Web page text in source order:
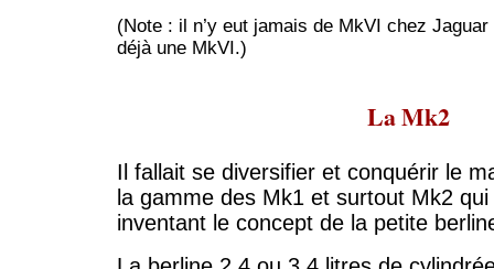
(Note : il n’y eut jamais de MkVI chez
déjà une MkVI.)
La Mk2
Il fallait se diversifier et conquérir le
la gamme des Mk1 et surtout Mk2
inventant le concept de la petite